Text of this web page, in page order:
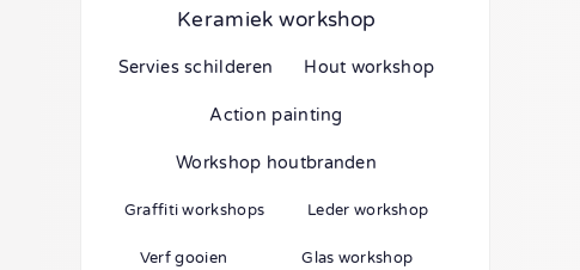
Keramiek workshop
Servies schilderen Hout workshop
Action painting
Workshop houtbranden
Graffiti workshops Leder workshop
Verf gooien Glas workshop